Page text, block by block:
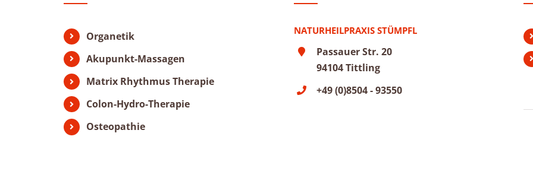
Organetik
Akupunkt-Massagen
Matrix Rhythmus Therapie
Colon-Hydro-Therapie
Osteopathie
NATURHEILPRAXIS STÜMPFL
Passauer Str. 20
94104 Tittling
+49 (0)8504 - 93550